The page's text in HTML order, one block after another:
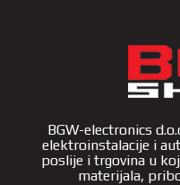
BGW-electronics
elektroinstalacije i
poslije i trgovina u
materijala,